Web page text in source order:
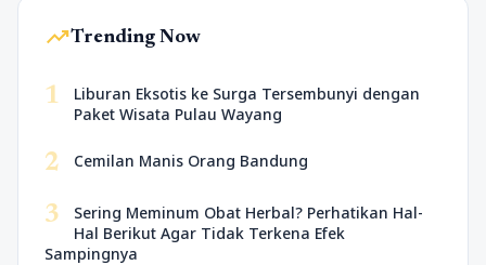
trending_upTrending Now
1
Liburan Eksotis ke Surga Tersembunyi dengan
Paket Wisata Pulau Wayang
2 Cemilan Manis Orang Bandung
3
Sering Meminum Obat Herbal? Perhatikan Hal-
Hal Berikut Agar Tidak Terkena Efek
Sampingnya